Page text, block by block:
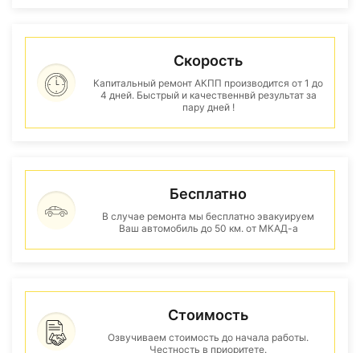
Скорость
Капитальный ремонт АКПП производится от 1 до
4 дней. Быстрый и качественнвй результат за
пару дней !
Бесплатно
В случае ремонта мы бесплатно эвакуируем
Ваш автомобиль до 50 км. от МКАД-а
Стоимость
Озвучиваем стоимость до начала работы.
Честность в приоритете.